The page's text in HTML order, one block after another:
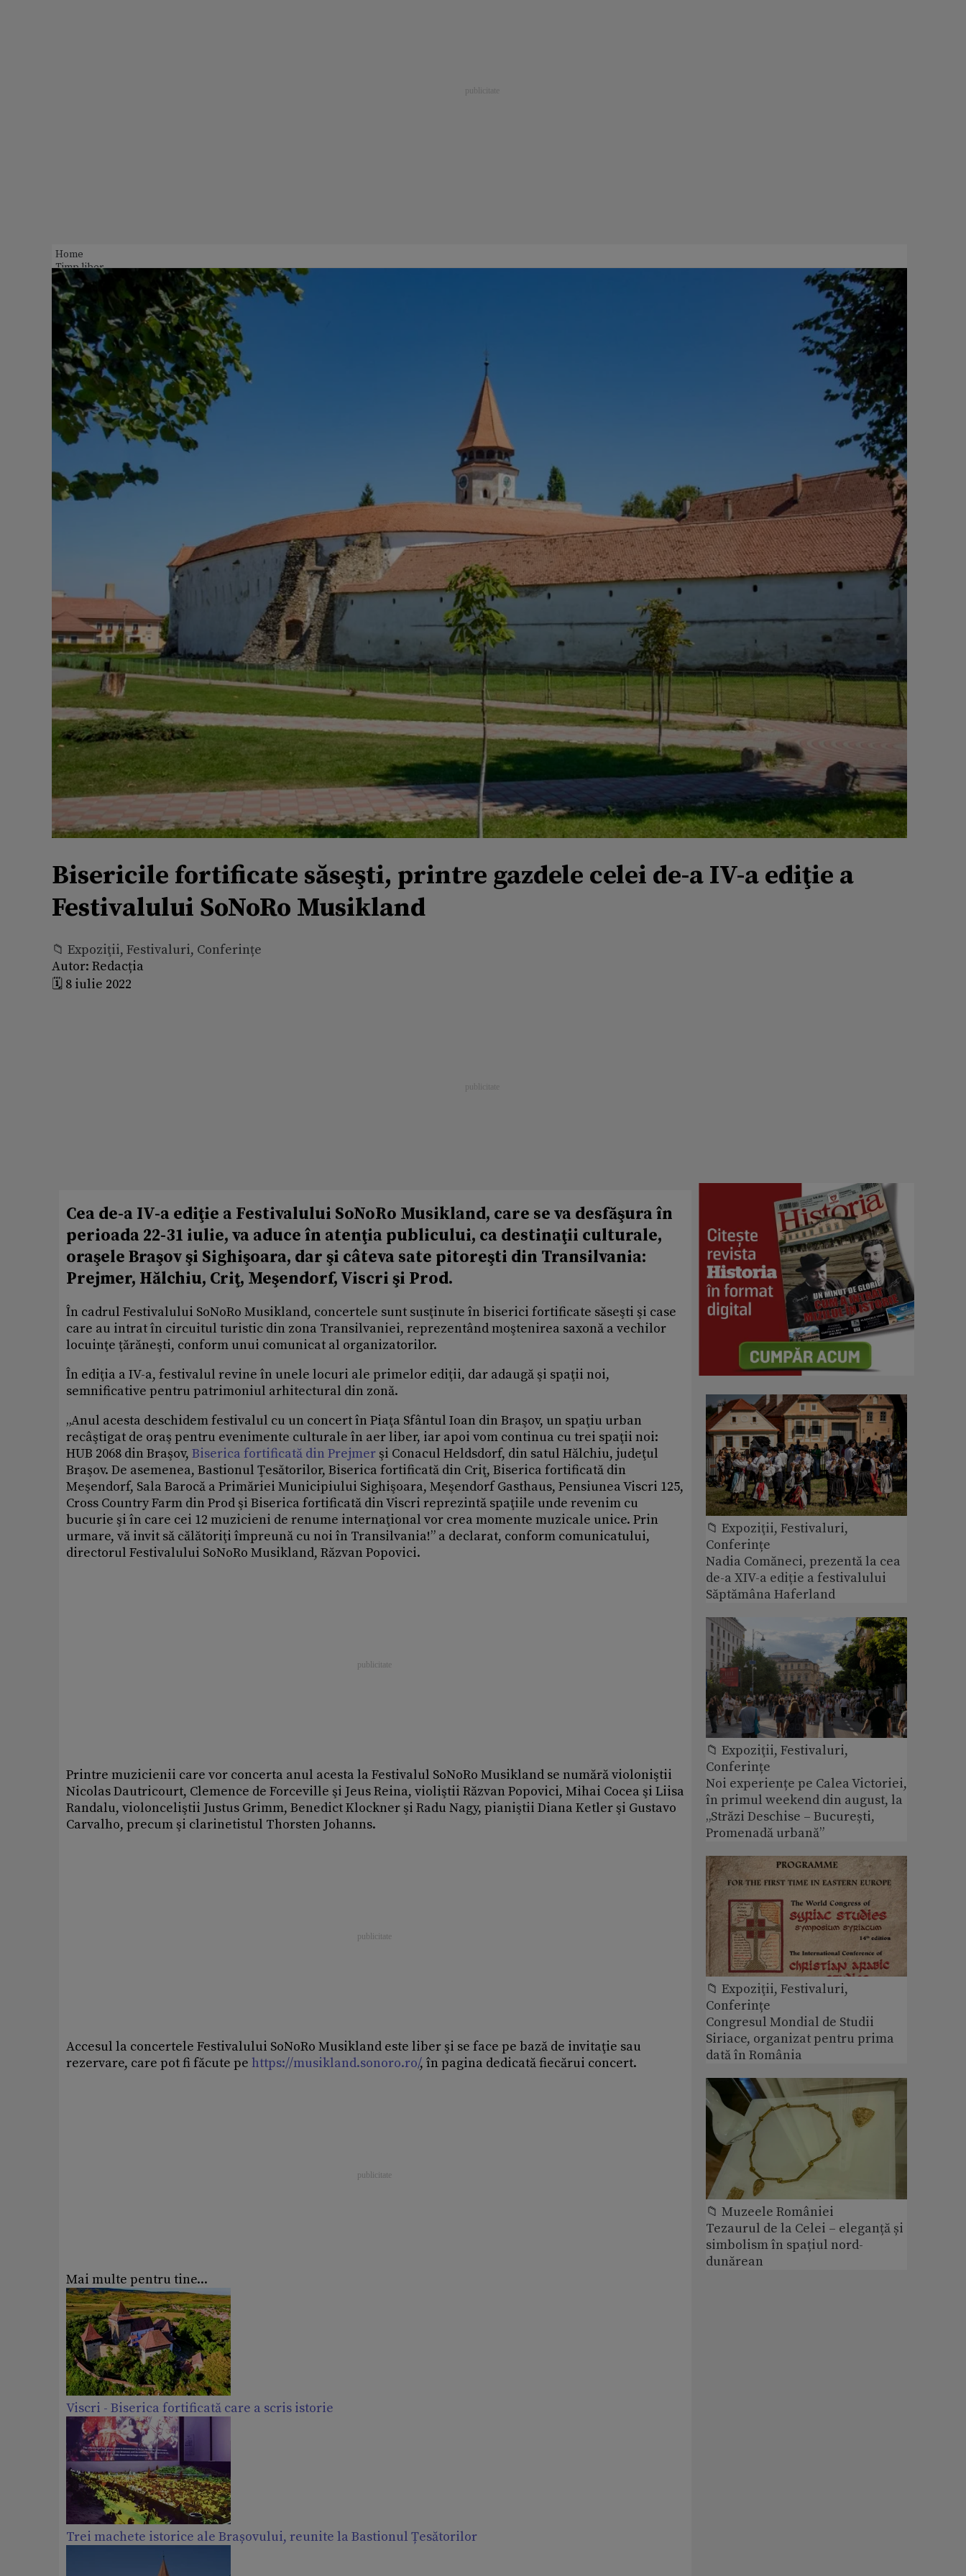
Home
Timp liber
Bisericile fortificate săseşti, printre gazdele celei de-a IV-a ediţie a
Festivalului SoNoRo Musikland
📁 Expoziţii, Festivaluri, Conferințe
Autor: Redacția
🗓️ 8 iulie 2022
Cea de-a IV-a ediţie a Festivalului SoNoRo Musikland, care se va desfăşura în
perioada 22-31 iulie, va aduce în atenţia publicului, ca destinaţii culturale,
oraşele Braşov şi Sighişoara, dar şi câteva sate pitoreşti din Transilvania:
Prejmer, Hălchiu, Criţ, Meşendorf, Viscri şi Prod.
În cadrul Festivalului SoNoRo Musikland, concertele sunt susţinute în biserici fortificate săseşti şi case
care au intrat în circuitul turistic din zona Transilvaniei, reprezentând moştenirea saxonă a vechilor
locuinţe ţărăneşti, conform unui comunicat al organizatorilor.
În ediţia a IV-a, festivalul revine în unele locuri ale primelor ediţii, dar adaugă şi spaţii noi,
semnificative pentru patrimoniul arhitectural din zonă.
„Anul acesta deschidem festivalul cu un concert în Piaţa Sfântul Ioan din Braşov, un spaţiu urban
recâştigat de oraş pentru evenimente culturale în aer liber, iar apoi vom continua cu trei spaţii noi:
HUB 2068 din Braşov, Biserica fortificată din Prejmer şi Conacul Heldsdorf, din satul Hălchiu, judeţul
Braşov. De asemenea, Bastionul Ţesătorilor, Biserica fortificată din Criţ, Biserica fortificată din
Meşendorf, Sala Barocă a Primăriei Municipiului Sighişoara, Meşendorf Gasthaus, Pensiunea Viscri 125,
Cross Country Farm din Prod şi Biserica fortificată din Viscri reprezintă spaţiile unde revenim cu
bucurie şi în care cei 12 muzicieni de renume internaţional vor crea momente muzicale unice. Prin
urmare, vă invit să călătoriţi împreună cu noi în Transilvania!” a declarat, conform comunicatului,
directorul Festivalului SoNoRo Musikland, Răzvan Popovici.
Printre muzicienii care vor concerta anul acesta la Festivalul SoNoRo Musikland se numără violoniştii
Nicolas Dautricourt, Clemence de Forceville şi Jeus Reina, violiştii Răzvan Popovici, Mihai Cocea şi Liisa
Randalu, violonceliştii Justus Grimm, Benedict Klockner şi Radu Nagy, pianiştii Diana Ketler şi Gustavo
Carvalho, precum şi clarinetistul Thorsten Johanns.
Accesul la concertele Festivalului SoNoRo Musikland este liber şi se face pe bază de invitaţie sau
rezervare, care pot fi făcute pe https://musikland.sonoro.ro/, în pagina dedicată fiecărui concert.
Mai multe pentru tine...
Viscri - Biserica fortificată care a scris istorie
Trei machete istorice ale Brașovului, reunite la Bastionul Țesătorilor
📁 Expoziţii, Festivaluri,
Conferințe
Nadia Comăneci, prezentă la cea
de-a XIV-a ediție a festivalului
Săptămâna Haferland
📁 Expoziţii, Festivaluri,
Conferințe
Noi experiențe pe Calea Victoriei,
în primul weekend din august, la
„Străzi Deschise – București,
Promenadă urbană”
📁 Expoziţii, Festivaluri,
Conferințe
Congresul Mondial de Studii
Siriace, organizat pentru prima
dată în România
📁 Muzeele României
Tezaurul de la Celei – eleganță și
simbolism în spațiul nord-
dunărean